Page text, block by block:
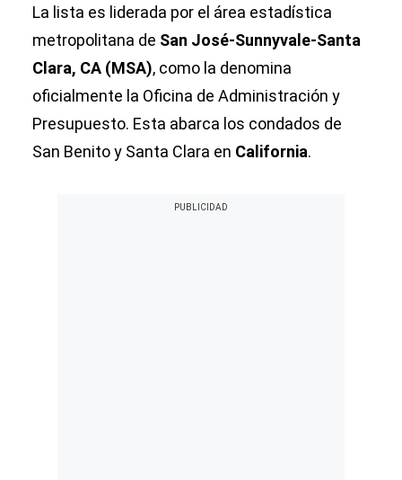
La lista es liderada por el área estadística
metropolitana de San José-Sunnyvale-Santa
Clara, CA (MSA), como la denomina
oficialmente la Oficina de Administración y
Presupuesto. Esta abarca los condados de
San Benito y Santa Clara en California.